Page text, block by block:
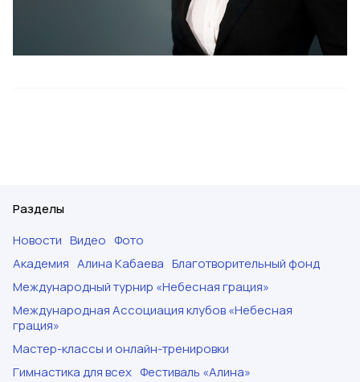
Разделы
Новости Видео Фото
Академия Алина Кабаева Благотворительный фонд
Международный турнир «Небесная грация»
Международная Ассоциация клубов «Небесная
грация»
Мастер-классы и онлайн-тренировки
Гимнастика для всех Фестиваль «Алина»